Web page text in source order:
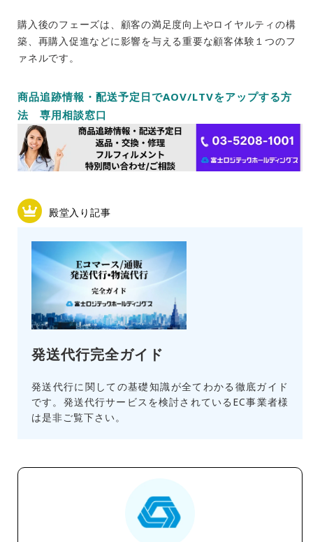
購入後のフェーズは、顧客の満足度向上やロイヤルティの構
築、再購入促進などに影響を与える重要な顧客体験１つのフ
ァネルです。
商品追跡情報・配送予定日でAOV/LTVをアップする方
法 専用相談窓口
殿堂入り記事
発送代行完全ガイド
発送代行に関しての基礎知識が全てわかる徹底ガイド
です。発送代行サービスを検討されているEC事業者様
は是非ご覧下さい。